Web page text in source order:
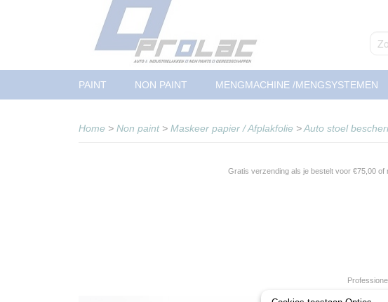
PAINT NON PAINT MENGMACHINE /MENGSYSTEMEN
Home > Non paint> Maskeer papier / Afplakfolie >Auto stoel
Gratis verzending als je bestelt voor €75,00